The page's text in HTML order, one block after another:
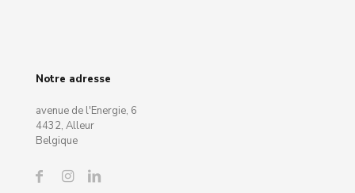
Notre adresse
avenue de l'Energie, 6
4432, Alleur
Belgique